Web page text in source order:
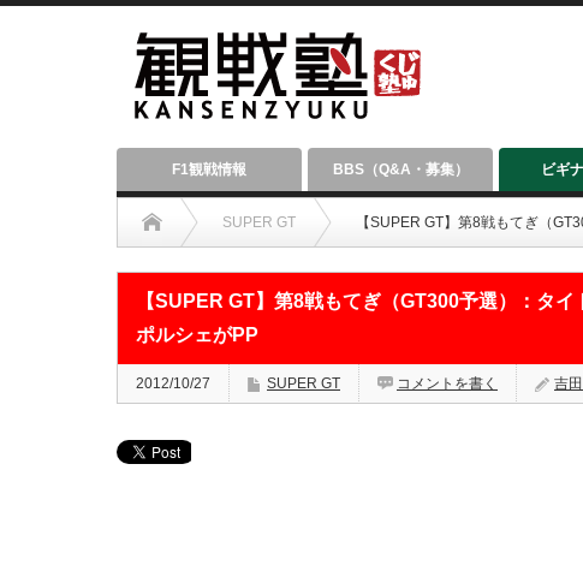
F1観戦情報 BBS（Q&A・募集） ビギ
SUPER GT 【SUPER GT】第8戦もてぎ（
【SUPER GT】第8戦もてぎ（GT300予選）：タ
ポルシェがPP
2012/10/27 SUPER GT コメントを書く 吉